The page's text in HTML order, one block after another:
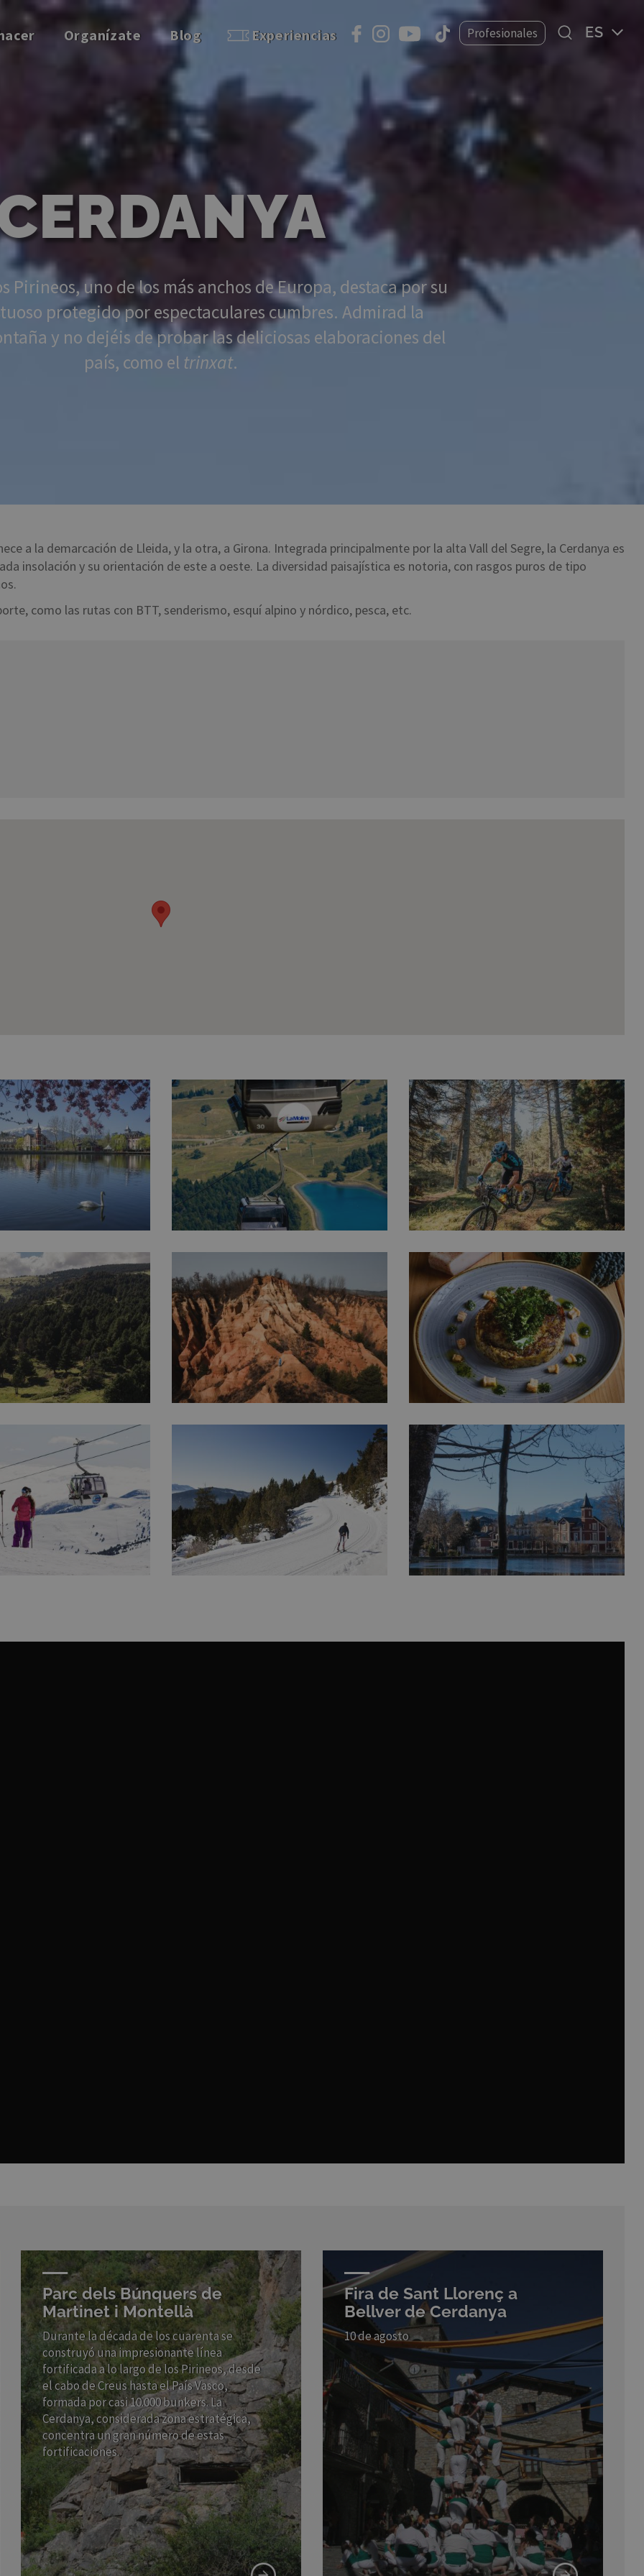
Organízate Blog Experiencias Profesionales
Select
your
Pirineos, uno de los más anchos de Europa, destaca por su
protegido por espectaculares cumbres. Admirad la
y no dejéis de probar las deliciosas elaboraciones del
país, como el trinxat.
a la demarcación de Lleida, y la otra, a Girona. Integrada principalmente por la alta Vall del Segre, la Cerdanya es
insolación y su orientación de este a oeste. La diversidad paisajística es notoria, con rasgos puros de tipo
como las rutas con BTT, senderismo, esquí alpino y nórdico, pesca, etc.
Parc dels Búnquers de
Martinet i Montellà
Durante la década de los cuarenta se
construyó una impresionante línea
fortificada a lo largo de los Pirineos, desde
el cabo de Creus hasta el País Vasco,
formada por casi 10.000 bunkers. La
Cerdanya, considerada zona estratégica,
concentra un gran número de estas
fortificaciones.
Fira de Sant Llorenç a
Bellver de Cerdanya
10 de agosto